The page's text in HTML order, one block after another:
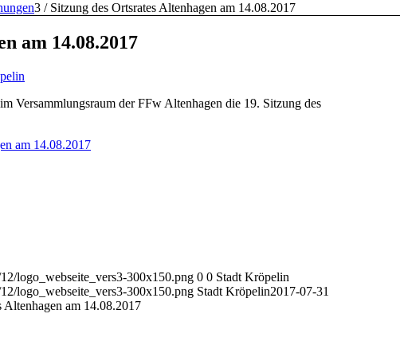
3 / Sitzung des Ortsrates Altenhagen am 14.08.2017
am 14.08.2017
Versammlungsraum der FFw Altenhagen die 19. Sitzung des
am 14.08.2017
logo_webseite_vers3-300x150.png 0 0 Stadt Kröpelin
logo_webseite_vers3-300x150.png Stadt Kröpelin2017-07-31
Altenhagen am 14.08.2017